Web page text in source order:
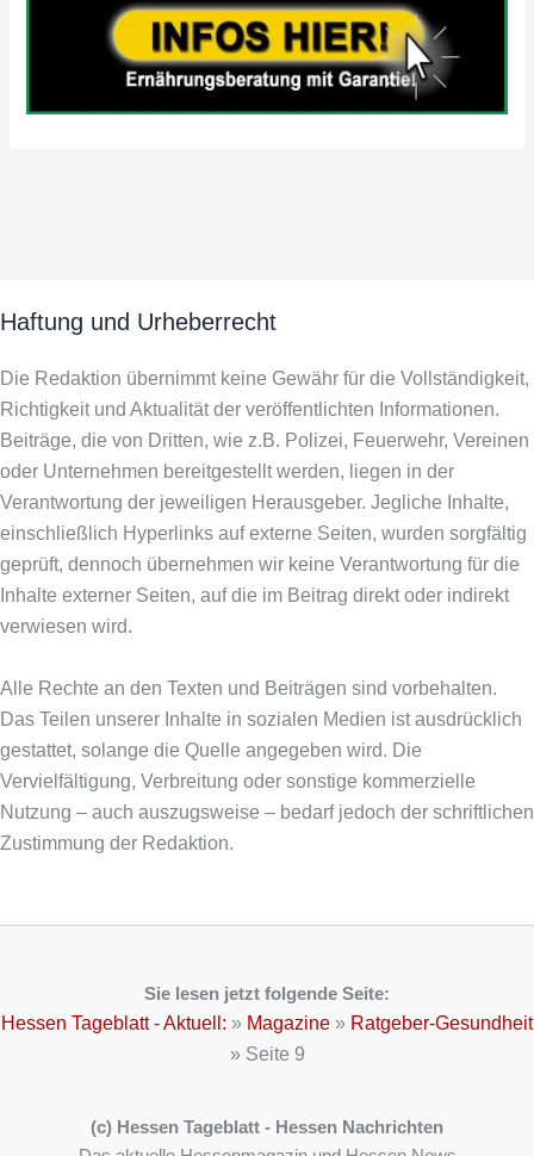
Haftung und Urheberrecht
Die Redaktion übernimmt keine Gewähr für die Vollständigkeit,
Richtigkeit und Aktualität der veröffentlichten Informationen.
Beiträge, die von Dritten, wie z.B. Polizei, Feuerwehr, Vereinen
oder Unternehmen bereitgestellt werden, liegen in der
Verantwortung der jeweiligen Herausgeber. Jegliche Inhalte,
einschließlich Hyperlinks auf externe Seiten, wurden sorgfältig
geprüft, dennoch übernehmen wir keine Verantwortung für die
Inhalte externer Seiten, auf die im Beitrag direkt oder indirekt
verwiesen wird.
Alle Rechte an den Texten und Beiträgen sind vorbehalten.
Das Teilen unserer Inhalte in sozialen Medien ist ausdrücklich
gestattet, solange die Quelle angegeben wird. Die
Vervielfältigung, Verbreitung oder sonstige kommerzielle
Nutzung – auch auszugsweise – bedarf jedoch der schriftlichen
Zustimmung der Redaktion.
Sie lesen jetzt folgende Seite:
Hessen Tageblatt - Aktuell: » Magazine » Ratgeber-Gesundheit
» Seite 9
(c) Hessen Tageblatt - Hessen Nachrichten